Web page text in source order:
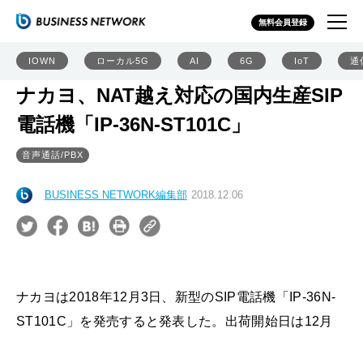
無料会員登録
IOWN ローカル5G AI 6G IoT 通
ナカヨ、NAT越え対応の国内生産SIP
電話機「IP-36N-ST101C」
音声通話/PBX
BUSINESS NETWORK編集部 2018.12.06
ナカヨは2018年12月3日、新型のSIP電話機「IP-36N-
ST101C」を発売すると発表した。出荷開始日は12月